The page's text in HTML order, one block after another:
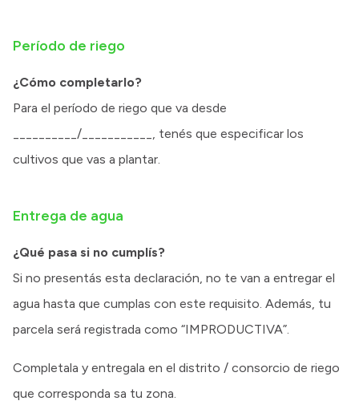
Período de riego
¿Cómo completarlo?
Para el período de riego que va desde
__________/___________, tenés que especificar los
cultivos que vas a plantar.
Entrega de agua
¿Qué pasa si no cumplís?
Si no presentás esta declaración, no te van a entregar el
agua hasta que cumplas con este requisito. Además, tu
parcela será registrada como “IMPRODUCTIVA”.
Completala y entregala en el distrito / consorcio de riego
que corresponda sa tu zona.